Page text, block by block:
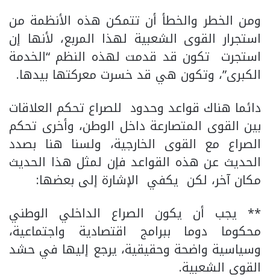
ومن الخطر والخطأ أن تتمكن هذه الأنظمة من
استجرار القوى الشعبية لهذا المربع، لأنها إن
استجرت تكون قد قدمت لهذه النظم “الخدمة
الكبرى”، وتكون هي قد خسرت معركتها بيدها.
دائما هناك قواعد وحدود للصراع تحكم العلاقات
بين القوى المتصارعة داخل الوطن، وأخرى تحكم
الصراع مع القوى الخارجية، ولسنا هنا بصدد
الحديث عن هذه القواعد فإن لمثل هذا الحديث
مكان آخر، لكن يكفي الإشارة إلى بعضها:
** يجب أن يكون الصراع الداخلي الوطني
محكوما دوما ببرامج اقتصادية واجتماعية،
وسياسية واضحة وحقيقية، يرجع إليها في حشد
القوى الشعبية.